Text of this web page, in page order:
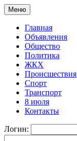
Меню
Главная
Объявления
Общество
Политика
ЖКХ
Происшествия
Спорт
Транспорт
8 июля
Контакты
Логин: